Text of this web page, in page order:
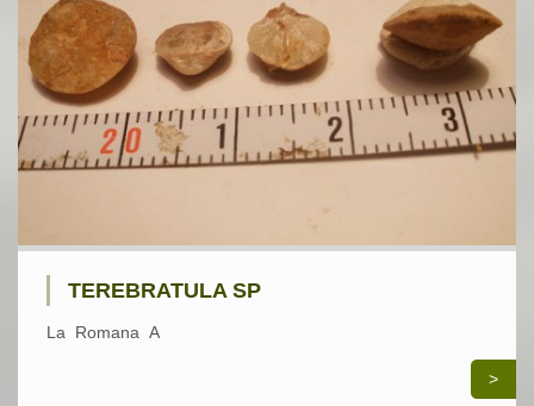
TEREBRATULA SP
La Romana A
>